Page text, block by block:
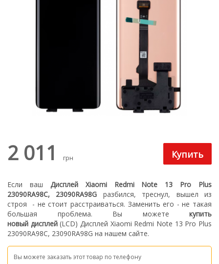
2 011 грн
Если ваш Дисплей Xiaomi Redmi Note 13 Pro Plus
23090RA98C, 23090RA98G разбился, треснул, вышел из
строя - не стоит расстраиваться. Заменить его - не такая
большая проблема. Вы можете купить
новый дисплей(LCD) Дисплей Xiaomi Redmi Note 13 Pro Plus
23090RA98C, 23090RA98G на нашем сайте.
Вы можете заказать этот товар по телефону